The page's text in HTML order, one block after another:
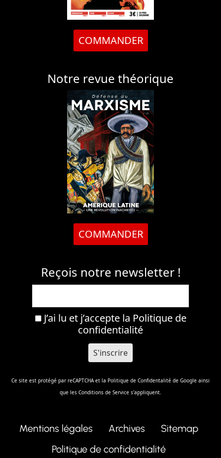
COMMANDER
Notre revue théorique
COMMANDER
Reçois notre newsletter !
J’ai lu et j’accepte la Politique de
confidentialité
Ce site est protégé par reCAPTCHA et la Politique de Confidentalité de Google ainsi
que les Conditions de Service s'appliquent.
Mentions légales Archives
Sitemap
Politique de confidentialité